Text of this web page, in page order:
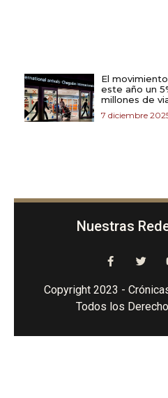
El
este año un
millones de
7 diciembre
Nuestras
Copyright 2023 -
Todos los